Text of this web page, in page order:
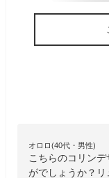
オロロ(40代・男性)
こちらのコリン
がでしょうか？